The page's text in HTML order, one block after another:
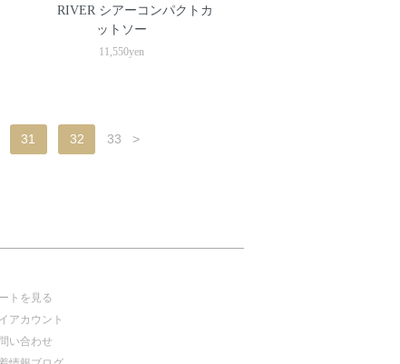
RIVER シアーコンパクトカ
ットソー
11,550yen
31 32 33 >
トを見る
アカウント
い合わせ